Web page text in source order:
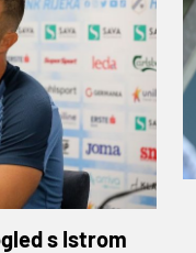
s Istrom